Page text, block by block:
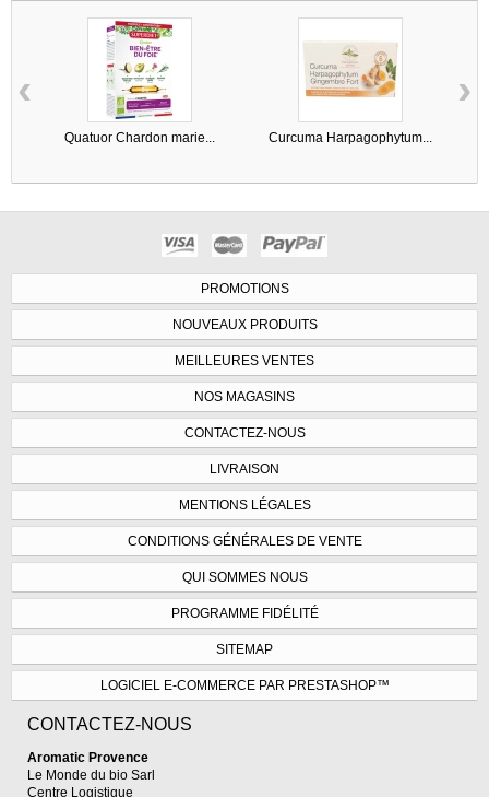
Quatuor Chardon marie... Curcuma Harpagophytum...
‹ ›
PROMOTIONS
NOUVEAUX PRODUITS
MEILLEURES VENTES
NOS MAGASINS
CONTACTEZ-NOUS
LIVRAISON
MENTIONS LÉGALES
CONDITIONS GÉNÉRALES DE VENTE
QUI SOMMES NOUS
PROGRAMME FIDÉLITÉ
SITEMAP
LOGICIEL E-COMMERCE PAR PRESTASHOP™
CONTACTEZ-NOUS
Aromatic Provence
Le Monde du bio Sarl
Centre Logistique